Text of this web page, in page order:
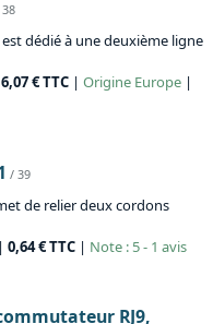
est dédié à une deuxième ligne
€ TTC | Origine Europe |
/ 39
de relier deux cordons
0,64 € TTC | Note : 5 - 1 avis
RJ9,